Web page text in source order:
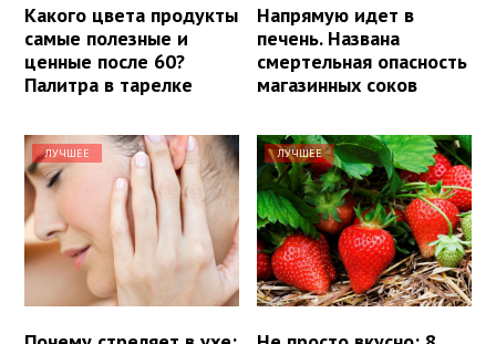
Какого цвета продукты
самые полезные и
ценные после 60?
Палитра в тарелке
Напрямую идет в
печень. Названа
смертельная опасность
магазинных соков
ЛУЧШЕЕ ЛУЧШЕЕ